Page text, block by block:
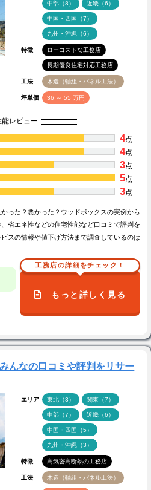
中部（8） 近畿（6）
中国・四国（7）
九州・沖縄（6）
特徴 ローコストな工務店
長期優良住宅対応工務店
工法 木造（軸組・パネル工法）
坪単価 36 ～ 55 万円
能レビュー
4点
4点
3点
5点
3点
った？悪かった？ウッドボックスの実例から
省エネ性などの住宅性能など口コミで評判を
スの情報や値下げ方法まで調査しているのは
工務店の詳細をチェック！
もっと詳しく見る
んなの口コミや評判をリサー
エリア 東北（3） 関東（7）
中部（7） 近畿（6）
中国・四国（5）
九州・沖縄（3）
特徴 高気密高断熱の工務店
工法 木造（軸組・パネル工法）